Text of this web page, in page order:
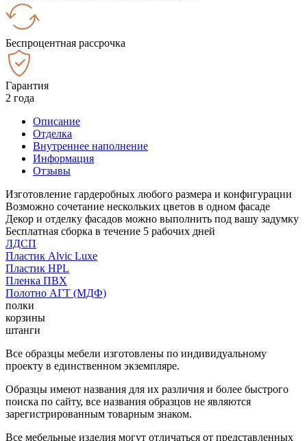
Беспроцентная рассрочка
Гарантия
2 года
Описание
Отделка
Внутреннее наполнение
Информация
Отзывы
Изготовление гардеробных любого размера и конфигурации
Возможно сочетание нескольких цветов в одном фасаде
Декор и отделку фасадов можно выполнить под вашу задумку
Бесплатная сборка в течение 5 рабочих дней
ЛДСП
Пластик Alvic Luxe
Пластик HPL
Пленка ПВХ
Полотно АГТ (МДФ)
полки
корзины
штанги
Все образцы мебели изготовлены по индивидуальному
проекту в единственном экземпляре.
Образцы имеют названия для их различия и более быстрого
поиска по сайту, все названия образцов не являются
зарегистрированным товарным знаком.
Все мебельные изделия могут отличаться от представленных